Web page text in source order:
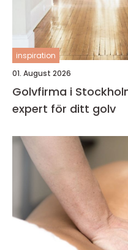
inspiration
01. August 2026
Golvfirma i
expert för ditt golv